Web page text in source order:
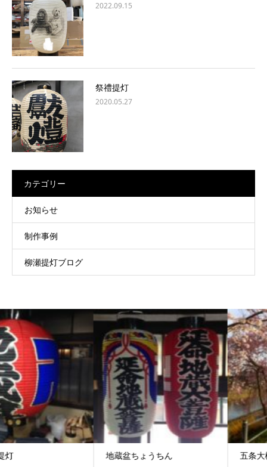
2022.09.15
祭禮提灯
2020.05.27
カテゴリー
お知らせ
制作事例
柳瀬提灯ブログ
五条大橋・鴨川遊歩道の桜